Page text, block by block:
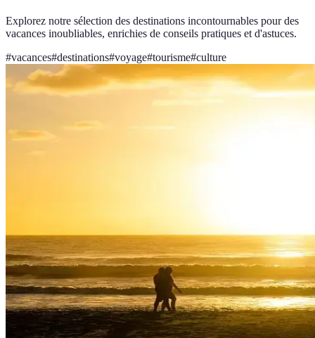
Explorez notre sélection des destinations incontournables pour des
vacances inoubliables, enrichies de conseils pratiques et d'astuces.
#vacances#destinations#voyage#tourisme#culture